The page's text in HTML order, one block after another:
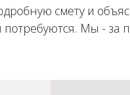
смету и
потребуются. Мы - за